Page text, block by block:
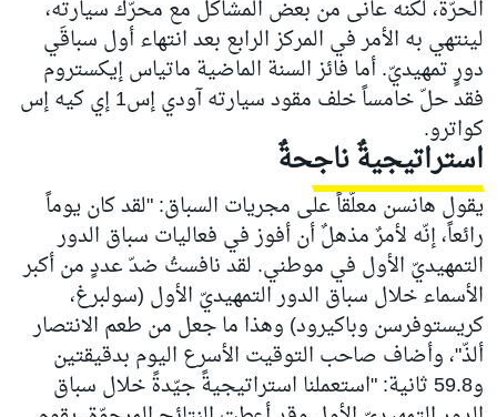
الحرّة، لكنه عانى من بعض المشاكل مع محرّك سيارته،
لينتهي به الأمر في المركز الرابع بعد انتهاء أول سباقَي
دورٍ تمهيديّ. أما فائز السنة الماضية ماتياس إيكستروم
فقد حلّ خامساً خلف مقود سيارته آودي إس1 إي كيه إس
كواترو.
استراتيجيةٌ ناجحةٌ
يقول هانسن معلّقاً على مجريات السباق: "لقد كان يوماً
رائعاً، إنّه لأمرٌ مذهلٌ أن أفوز في فعاليات سباق الدور
التمهيديّ الأول في موطني. لقد نافستُ ضدّ عددٍ من أكبر
الأسماء خلال سباق الدور التمهيديّ الأول (سولبرغ،
كريستوفرسن وباكيرود) وهذا ما جعل من طعم الانتصار
ألذّ"، وأضاف صاحب التوقيت الأسرع اليوم بدقيقتين
و59.8 ثانية: "استعملنا استراتيجيةً جيّدةً خلال سباق